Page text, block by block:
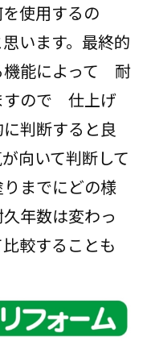
使用するの
います。最終的
機能によって 耐
すので 仕上げ
判断すると良
向いて判断して
までにどの様
年数は変わっ
較することも